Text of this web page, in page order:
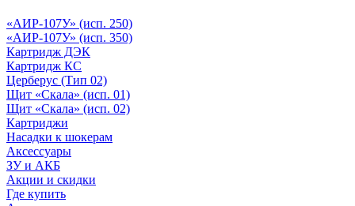
«АИР-107У» (исп. 250)
«АИР-107У» (исп. 350)
Картридж ДЭК
Картридж КС
Церберус (Тип 02)
Щит «Скала» (исп. 01)
Щит «Скала» (исп. 02)
Картриджи
Насадки к шокерам
Аксессуары
ЗУ и АКБ
Акции и скидки
Где купить